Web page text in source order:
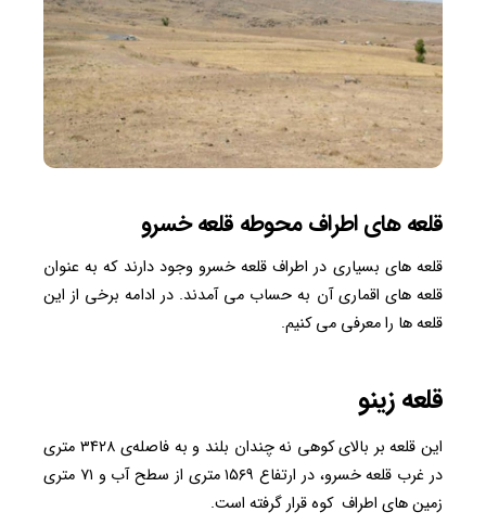
قلعه های اطراف محوطه قلعه خسرو
قلعه های بسیاری در اطراف قلعه خسرو وجود دارند که به عنوان
قلعه های اقماری آن به حساب می آمدند. در ادامه برخی از این
قلعه ها را معرفی می کنیم.
قلعه زینو
این قلعه بر بالای کوهی نه چندان بلند و به فاصله‌ی ۳۴۲۸ متری
در غرب قلعه خسرو، در ارتفاع ۱۵۶۹ متری از سطح آب و ۷۱ متری
زمین های اطراف کوه قرار گرفته است.